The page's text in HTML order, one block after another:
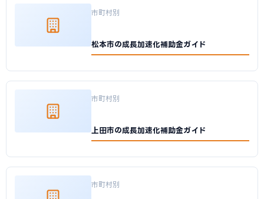
市町村別
松本市の成長加速化補助金ガイド
市町村別
上田市の成長加速化補助金ガイド
市町村別